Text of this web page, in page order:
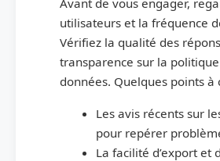
utilisateurs et la fréquence
Vérifiez la qualité des
transparence sur la
données. Quelques points à
Les avis récents sur
pour repérer
La facilité d’export et